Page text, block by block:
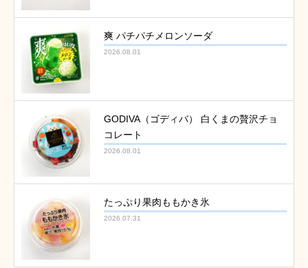
爽 パチパチメロンソーダ
2026.08.01
GODIVA（ゴディバ） 白くまの贅沢チョ
コレート
2026.08.01
たっぷり果肉ももかき氷
2026.07.31